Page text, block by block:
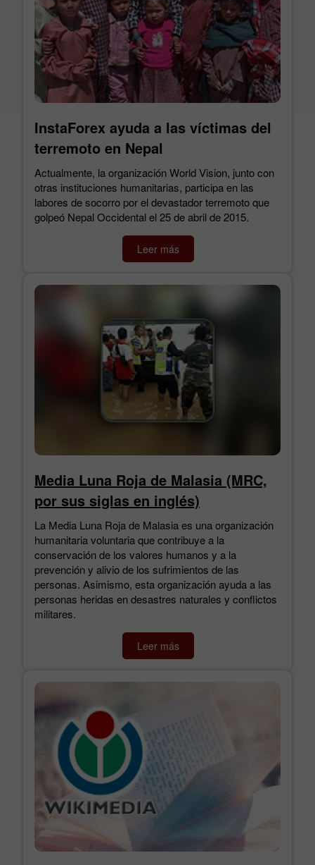
InstaForex ayuda a las víctimas del
terremoto en Nepal
Actualmente, la organización World Vision, junto con
otras instituciones humanitarias, participa en las
labores de socorro por el devastador terremoto que
golpeó Nepal Occidental el 25 de abril de 2015.
Leer más
Media Luna Roja de Malasia (MRC,
por sus siglas en inglés)
La Media Luna Roja de Malasia es una organización
humanitaria voluntaria que contribuye a la
conservación de los valores humanos y a la
prevención y alivio de los sufrimientos de las
personas. Asimismo, esta organización ayuda a las
personas heridas en desastres naturales y conflictos
militares.
Leer más